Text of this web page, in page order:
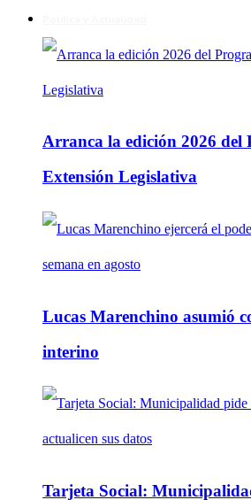
Arranca la edición 2026 del
Extensión Legislativa
Lucas Marenchino asumió
interino
Tarjeta Social: